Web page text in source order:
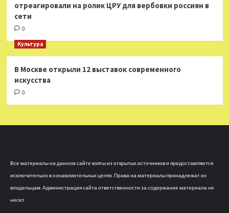
отреагировали на ролик ЦРУ для вербовки россиян в
сети
0
Культура
В Москве открыли 12 выставок современного
искусства
0
Все материалы на данном сайте взяты из открытых источников и предоставляются
исключительно в ознакомительных целях. Права на материалы принадлежат их
владельцам. Администрация сайта ответственности за содержание материала не
несет.